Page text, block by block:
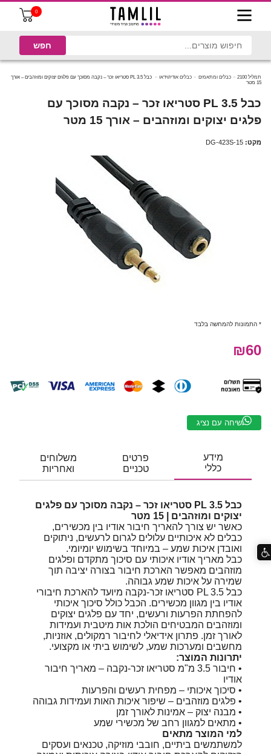
0
תמליל 2100 כבלים ומתאמים כבלים אודיו/וידאו
כבל PL 3.5 סטריאו זכר – נקבה מסוכך עם פלגים יצוקים ומוזהבים – אורך
15 מטר
כבל PL 3.5 סטריאו זכר – נקבה מסוכך עם
פלגים יצוקים ומוזהבים – אורך 15 מטר
מקט: DG-423S-15
* התמונות להמחשה בלבד
₪60
שיחה עם נציג
מידע
כללי
פרטים
טכניים
משלוחים
ואחריות
כבל PL 3.5 סטריאו זכר – נקבה מסוכך עם פלגים
יצוקים ומוזהבים | 15 מטר
כאשר יש צורך להאריך חיבור אודיו בין מכשירים,
כבלים לא איכותיים עלולים לגרום לרעשים, ניתוקים
ואובדן איכות שמע – במיוחד בשימוש יומיומי.
כבל מאריך אודיו איכותי עם סיכוך מתקדם ופלגים
מוזהבים מאפשר הארכת חיבור בצורה יציבה תוך
שמירה על איכות שמע גבוהה.
כבל PL 3.5 סטריאו זכר-נקבה מיועד להארכת חיבורי
אודיו בין מגוון מכשירים. הכבל כולל סיכוך איכותי
להפחתת הפרעות ורעשים, יחד עם פלגים יצוקים
ומוזהבים המבטיחים הולכת אות מיטבית ועמידות
לאורך זמן. פתרון אידיאלי לחיבור רמקולים, אוזניות,
מחשבים ומערכות שמע, לשימוש ביתי או מקצועי.
יתרונות המוצר:
• חיבור 3.5 מ"מ סטריאו זכר-נקבה – מאריך חיבור
אודיו
• סיכוך איכותי – מפחית רעשים והפרעות
• פלגים מוזהבים – שיפור איכות האות ועמידות גבוהה
• מבנה יצוק – אמינות לאורך זמן
• מתאים למגוון רחב של מכשירי שמע
למי המוצר מתאים
למשתמשים ביתיים, חובבי מוזיקה, טכנאים ועסקים